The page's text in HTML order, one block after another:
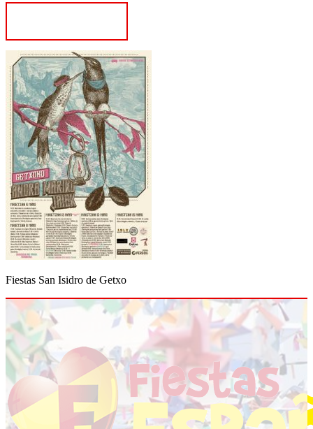
Fiestas San Isidro de Getxo